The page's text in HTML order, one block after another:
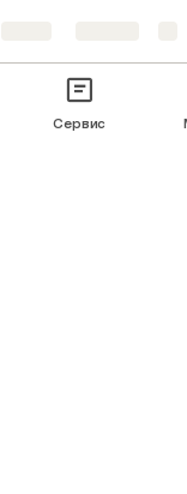
Сервис